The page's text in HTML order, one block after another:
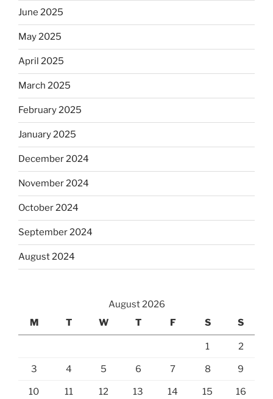
June 2025
May 2025
April 2025
March 2025
February 2025
January 2025
December 2024
November 2024
October 2024
September 2024
August 2024
August 2026
M
T W T F S S
1 2
3 4 5 6 7 8 9
10 11 12 13 14 15 16